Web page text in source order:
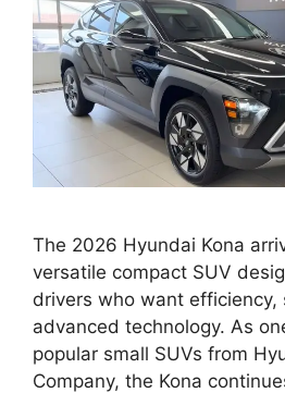
The 2026 Hyundai Kona
versatile compact SUV
drivers who want efficiency,
advanced technology. As
popular small SUVs from
Company, the Kona